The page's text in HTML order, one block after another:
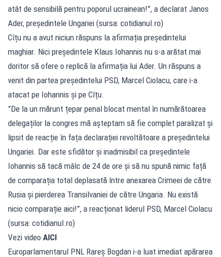
atât de sensibilă pentru poporul ucrainean!”, a declarat Janos
Ader, președintele Ungariei (sursa: cotidianul.ro)
Cîțu nu a avut niciun răspuns la afirmația președintelui
maghiar. Nici președintele Klaus Iohannis nu s-a arătat mai
doritor să ofere o replică la afirmația lui Ader. Un răspuns a
venit din partea președintelui PSD, Marcel Ciolacu, care i-a
atacat pe Iohannis și pe Cîțu.
”De la un mărunt țepar penal blocat mental în numărătoarea
delegaților la congres mă așteptam să fie complet paralizat și
lipsit de reacție în fața declarației revoltătoare a președintelui
Ungariei. Dar este sfidător și inadmisibil ca președintele
Iohannis să tacă mâlc de 24 de ore și să nu spună nimic față
de comparația total deplasată între anexarea Crimeei de către
Rusia și pierderea Transilvaniei de către Ungaria. Nu există
nicio comparație aici!”, a reacționat liderul PSD, Marcel Ciolacu
(sursa: cotidianul.ro)
Vezi video AICI
Europarlamentarul PNL Rareș Bogdan i-a luat imediat apărarea